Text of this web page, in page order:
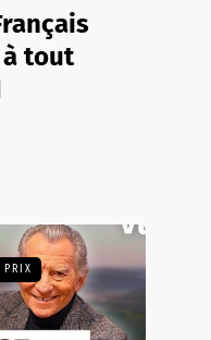
à tout
PRIX